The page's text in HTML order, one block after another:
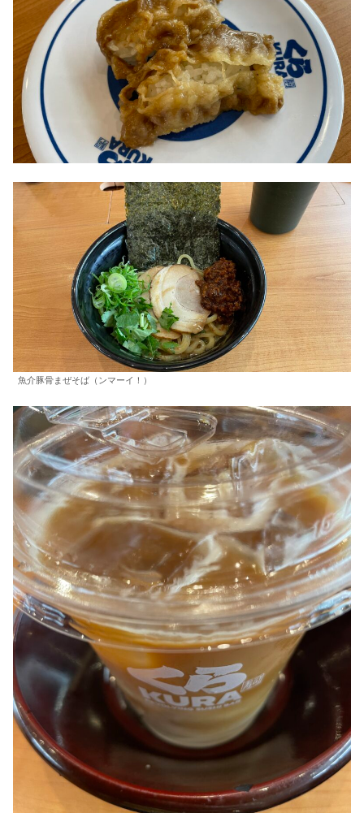
魚介豚骨まぜそば（ンマーイ！）